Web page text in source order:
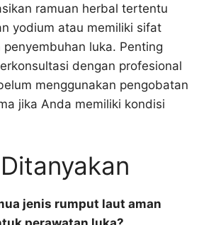
ramuan herbal tertentu
yodium atau memiliki sifat
luka. Penting
dengan profesional
menggunakan pengobatan
jika Anda memiliki kondisi
jenis rumput laut aman